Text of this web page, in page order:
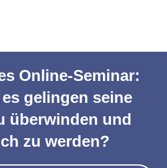
Online-Seminar:
gelingen seine
überwinden und
zu werden?